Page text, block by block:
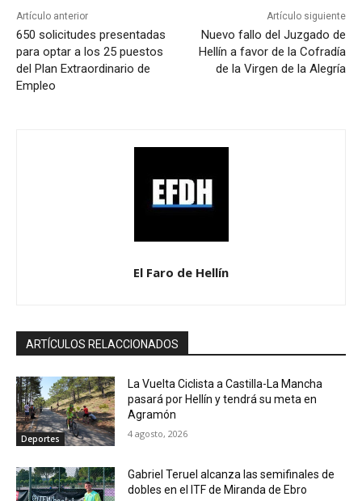
Artículo anterior
650 solicitudes presentadas
para optar a los 25 puestos
del Plan Extraordinario de
Empleo
Artículo siguiente
Nuevo fallo del Juzgado de
Hellín a favor de la Cofradía
de la Virgen de la Alegría
El Faro de Hellín
ARTÍCULOS RELACCIONADOS
Deportes
La Vuelta Ciclista a Castilla-La Mancha
pasará por Hellín y tendrá su meta en
Agramón
4 agosto, 2026
Gabriel Teruel alcanza las semifinales de
dobles en el ITF de Miranda de Ebro